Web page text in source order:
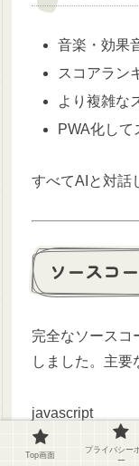
音楽・効果
スコアラン
より複雑な
PWA化して
すべてAIと対話
ソースコ
完全なソースコ
しました。主要
javascript
class Ball
Top画面
プライバシー
ー